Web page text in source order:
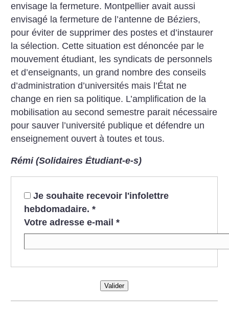
envisage la fermeture. Montpellier avait aussi
envisagé la fermeture de l’antenne de Béziers,
pour éviter de supprimer des postes et d’instaurer
la sélection. Cette situation est dénoncée par le
mouvement étudiant, les syndicats de personnels
et d’enseignants, un grand nombre des conseils
d’administration d’universités mais l’État ne
change en rien sa politique. L’amplification de la
mobilisation au second semestre parait nécessaire
pour sauver l’université publique et défendre un
enseignement ouvert à toutes et tous.
Rémi (Solidaires Étudiant-e-s)
Je souhaite recevoir l'infolettre
hebdomadaire. *
Votre adresse e-mail *
Valider